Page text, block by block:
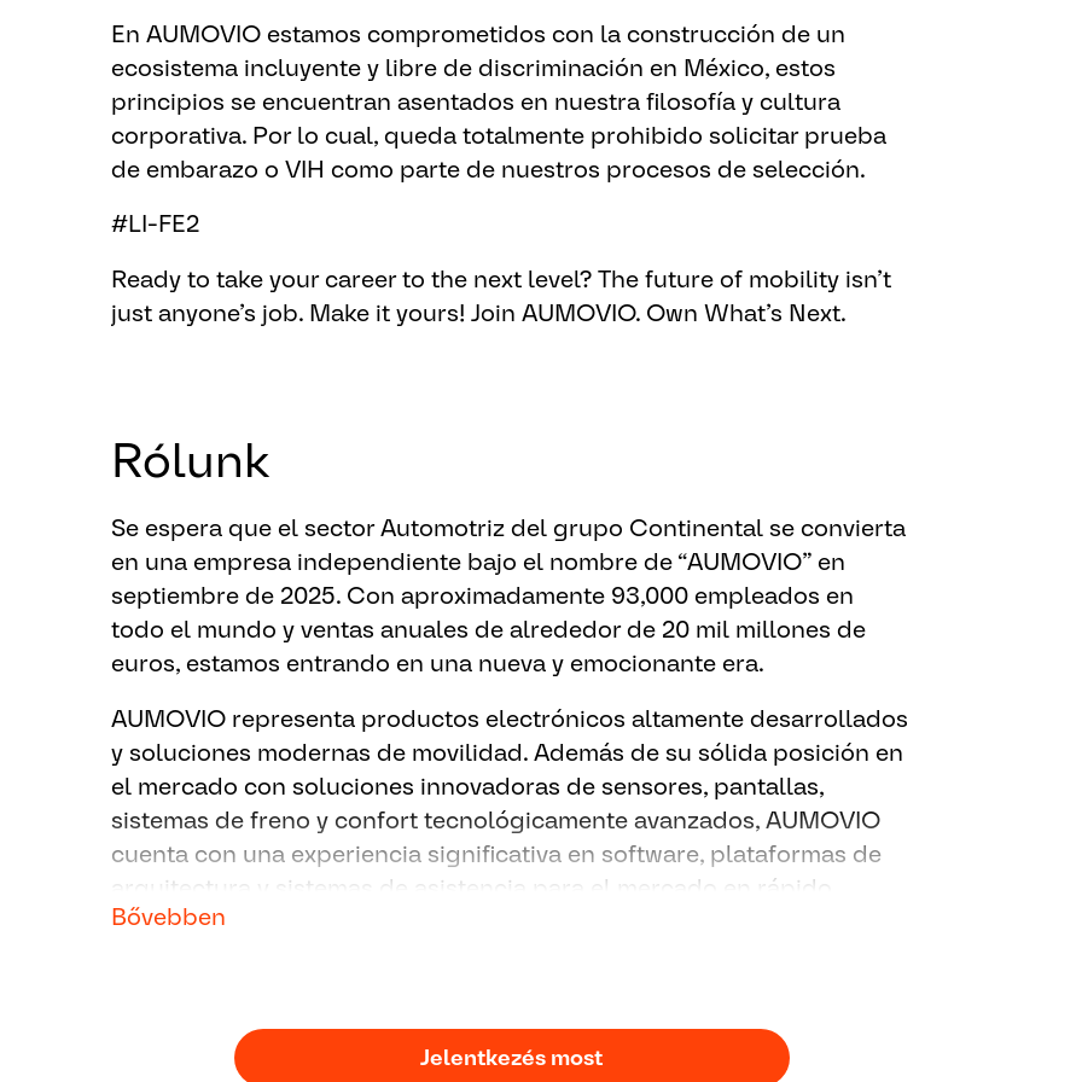
En AUMOVIO estamos comprometidos con la construcción de un
ecosistema incluyente y libre de discriminación en México, estos
principios se encuentran asentados en nuestra filosofía y cultura
corporativa. Por lo cual, queda totalmente prohibido solicitar prueba
de embarazo o VIH como parte de nuestros procesos de selección.
#LI-FE2
Ready to take your career to the next level? The future of mobility isn’t
just anyone’s job. ​Make it yours! ​Join AUMOVIO. Own What’s Next.​
Rólunk
Se espera que el sector Automotriz del grupo Continental se convierta
en una empresa independiente bajo el nombre de “AUMOVIO” en
septiembre de 2025. Con aproximadamente 93,000 empleados en
todo el mundo y ventas anuales de alrededor de 20 mil millones de
euros, estamos entrando en una nueva y emocionante era.
AUMOVIO representa productos electrónicos altamente desarrollados
y soluciones modernas de movilidad. Además de su sólida posición en
el mercado con soluciones innovadoras de sensores, pantallas,
sistemas de freno y confort tecnológicamente avanzados, AUMOVIO
cuenta con una experiencia significativa en software, plataformas de
arquitectura y sistemas de asistencia para el mercado en rápido
crecimiento de vehículos definidos por software y autónomos. Nuestro
Bővebben
Jelentkezés most